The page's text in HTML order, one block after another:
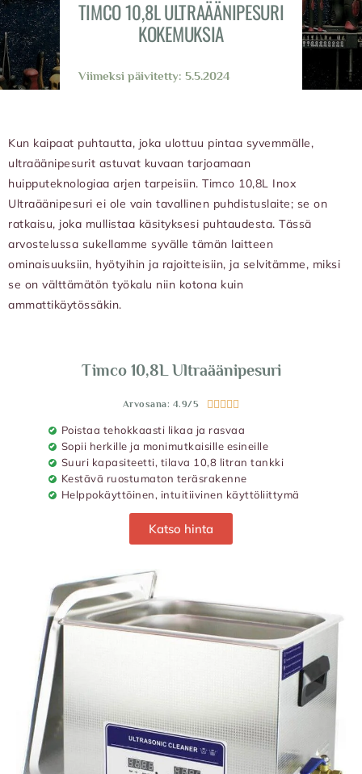
TIMCO 10,8L ULTRAÄÄNIPESURI
KOKEMUKSIA
Viimeksi päivitetty: 5.5.2024
Kun kaipaat puhtautta, joka ulottuu pintaa syvemmälle,
ultraäänipesurit astuvat kuvaan tarjoamaan
huipputeknologiaa arjen tarpeisiin. Timco 10,8L Inox
Ultraäänipesuri ei ole vain tavallinen puhdistuslaite; se on
ratkaisu, joka mullistaa käsityksesi puhtaudesta. Tässä
arvostelussa sukellamme syvälle tämän laitteen
ominaisuuksiin, hyötyihin ja rajoitteisiin, ja selvitämme, miksi
se on välttämätön työkalu niin kotona kuin
ammattikäytössäkin.
Timco 10,8L Ultraäänipesuri
Arvosana: 4.9/5     
Poistaa tehokkaasti likaa ja rasvaa
Sopii herkille ja monimutkaisille esineille
Suuri kapasiteetti, tilava 10,8 litran tankki
Kestävä ruostumaton teräsrakenne
Helppokäyttöinen, intuitiivinen käyttöliittymä
Katso hinta